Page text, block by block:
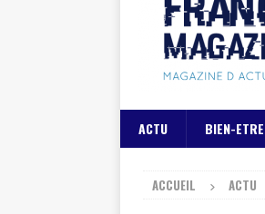
ACTU BIEN-ETRE
ACCUEIL ACTU